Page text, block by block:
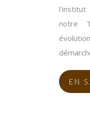
notre
EN